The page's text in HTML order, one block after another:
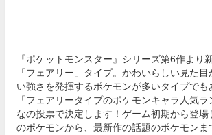
『ポケットモンスター』シリーズ第6作より
「フェアリー」タイプ。かわいらしい見た
い強さを発揮するポケモンが多いタイプでも
「フェアリータイプのポケモンキャラ人気
なの投票で決定します！ゲーム初期から登場
のポケモンから、最新作の話題のポケモンま